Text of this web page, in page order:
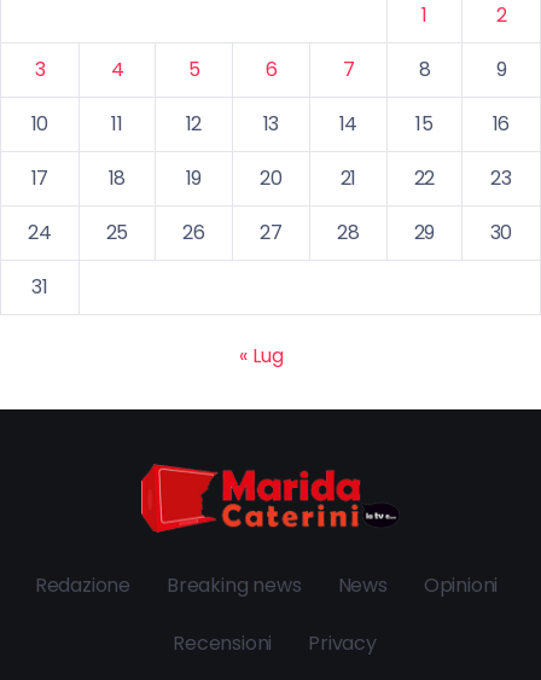
1
2
3
4 5 6 7 8
9
10
11 12 13 14 15
16
17
18 19 20 21 22
23
24
25 26 27 28 29
30
31
« Lug
Redazione Breaking news News Opinioni
Recensioni Privacy